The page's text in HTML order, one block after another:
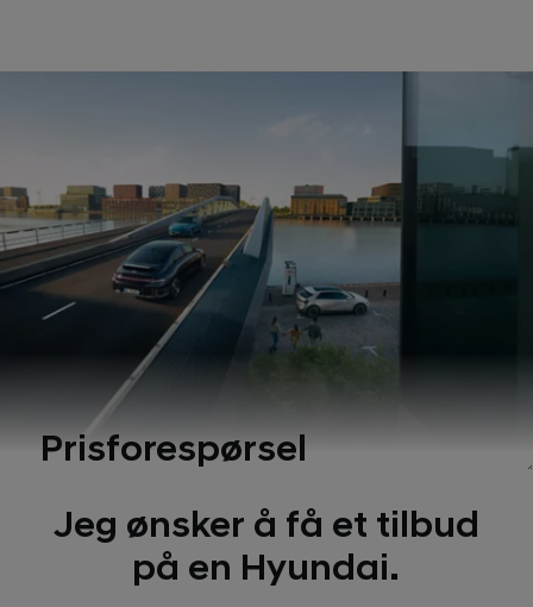
Prisforespørsel
Jeg ønsker å få et tilbud
på en Hyundai.